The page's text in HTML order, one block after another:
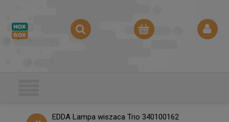
EDDA Lampa wiszaca Trio 340100162